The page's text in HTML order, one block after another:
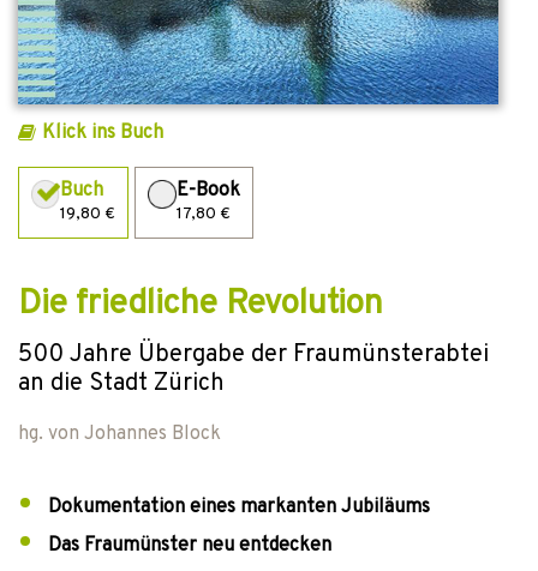
Klick ins Buch
Buch
19,80 €
E-Book
17,80 €
Die friedliche Revolution
500 Jahre Übergabe der Fraumünsterabtei
an die Stadt Zürich
hg. von Johannes Block
Dokumentation eines markanten Jubiläums
Das Fraumünster neu entdecken